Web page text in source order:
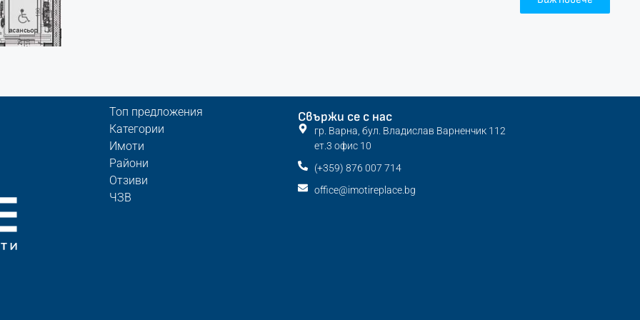
Топ предложения
Категории
Имоти
Райони
Отзиви
ЧЗВ
Свържи се с нас
гр. Варна, бул. Владислав Варненчик 112
ет.3 офис 10
(+359) 876 007 714
office@imotireplace.bg